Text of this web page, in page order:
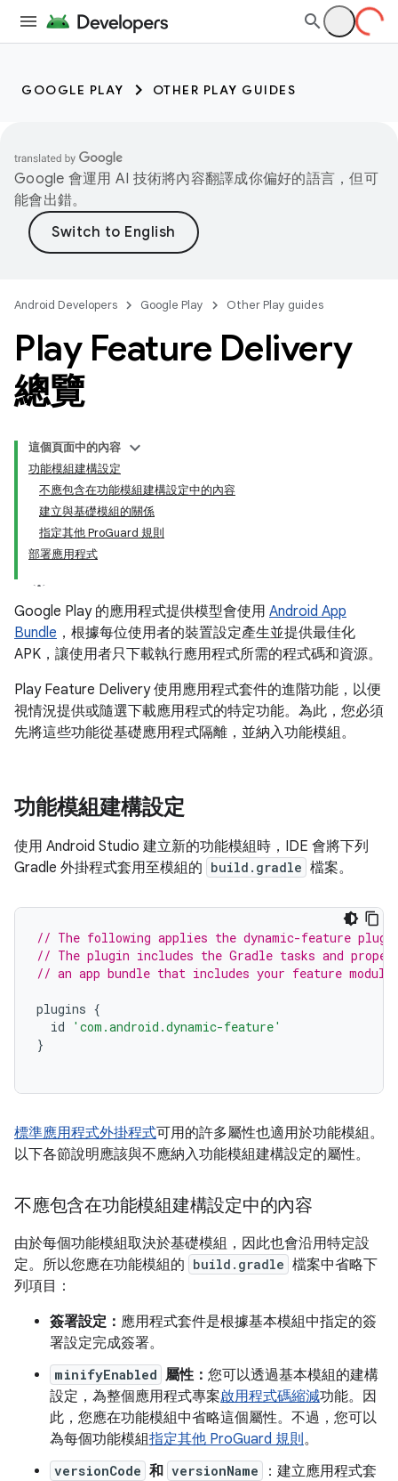
GOOGLE PLAY OTHER PLAY GUIDES
Google 會運用 AI 技術將內容翻譯成你偏好的語言，但可
能會出錯。
Android Developers Google Play Other Play guides
Play Feature Delivery
總覽
這個頁面中的內容
功能模組建構設定
不應包含在功能模組建構設定中的內容
建立與基礎模組的關係
指定其他 ProGuard 規則
部署應用程式
Google Play 的應用程式提供模型會使用 Android App
Bundle ，根據每位使用者的裝置設定產生並提供最佳化
APK，讓使用者只下載執行應用程式所需的程式碼和資源。
Play Feature Delivery 使用應用程式套件的進階功能，以便
視情況提供或隨選下載應用程式的特定功能。為此，您必須
先將這些功能從基礎應用程式隔離，並納入功能模組。
功能模組建構設定
使用 Android Studio 建立新的功能模組時，IDE 會將下列
Gradle 外掛程式套用至模組的 build.gradle 檔案。
// The following applies the dynamic-feature
// The plugin includes the Gradle tasks and
// an app bundle that includes your feature
plugins {
id
'com.android.dynamic-feature'
}
標準應用程式外掛程式可用的許多屬性也適用於功能模組。
以下各節說明應該與不應納入功能模組建構設定的屬性。
不應包含在功能模組建構設定中的內容
由於每個功能模組取決於基礎模組，因此也會沿用特定設
定。所以您應在功能模組的 build.gradle 檔案中省略下
列項目：
簽署設定： 應用程式套件是根據基本模組中指定的簽
署設定完成簽署。
minifyEnabled 屬性： 您可以透過基本模組的建構
設定，為整個應用程式專案啟用程式碼縮減功能。因
此，您應在功能模組中省略這個屬性。不過，您可以
為每個功能模組指定其他 ProGuard 規則。
versionCode 和 versionName
：建立應用程式套